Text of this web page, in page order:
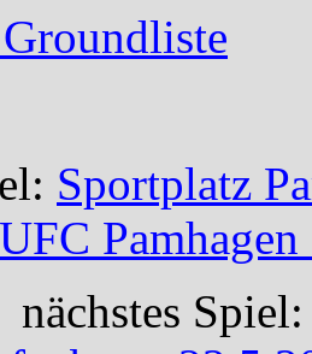
Sportplatz
nächstes